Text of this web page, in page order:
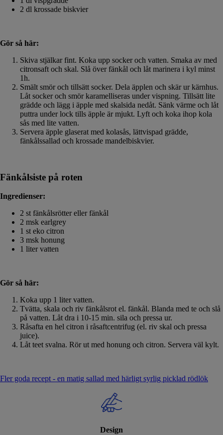
2 dl krossade biskvier
Gör så här:
Skiva stjälkar fint. Koka upp socker och vatten. Smaka av med
citronsaft och skal. Slå över fänkål och låt marinera i kyl minst
1h.
Smält smör och tillsätt socker. Dela äpplen och skär ur kärnhus.
Låt socker och smör karamelliseras under vispning. Tillsätt lite
grädde och lägg i äpple med skalsida nedåt. Sänk värme och låt
puttra under lock tills äpple är mjukt. Lyft och koka ihop kola
sås med lite vatten.
Servera äpple glaserat med kolasås, lättvispad grädde,
fänkålssallad och krossade mandelbiskvier.
Fänkålsiste på roten
Ingredienser:
2 st fänkålsrötter eller fänkål
2 msk earlgrey
1 st eko citron
3 msk honung
1 liter vatten
Gör så här:
Koka upp 1 liter vatten.
Tvätta, skala och riv fänkålsrot el. fänkål. Blanda med te och slå
på vatten. Låt dra i 10-15 min. sila och pressa ur.
Råsafta en hel citron i råsaftcentrifug (el. riv skal och pressa
juice).
Låt teet svalna. Rör ut med honung och citron. Servera väl kylt.
Fler goda recept - en matig sallad med härligt syrlig picklad rödlök
Design